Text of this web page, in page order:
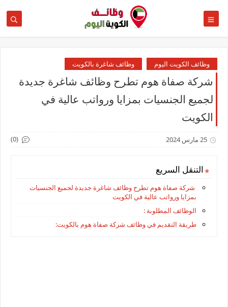
وظائف الكويت اليوم وظائف شاغرة بالكويت
شركة صفاة هوم تطرح وظائف شاغرة جديدة
لجميع الجنسيات بمزايا ورواتب عالية في
الكويت
25 مارس 2024 (0)
التنقل السريع
شركة صفاة هوم تطرح وظائف شاغرة جديدة لجميع الجنسيات
بمزايا ورواتب عالية في الكويت
الوظائف المطلوبة :
طريقة التقديم في وظائف شركة صفاة هوم بالكويت: